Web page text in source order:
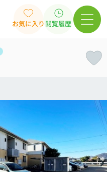
お気に入り 閲覧履歴